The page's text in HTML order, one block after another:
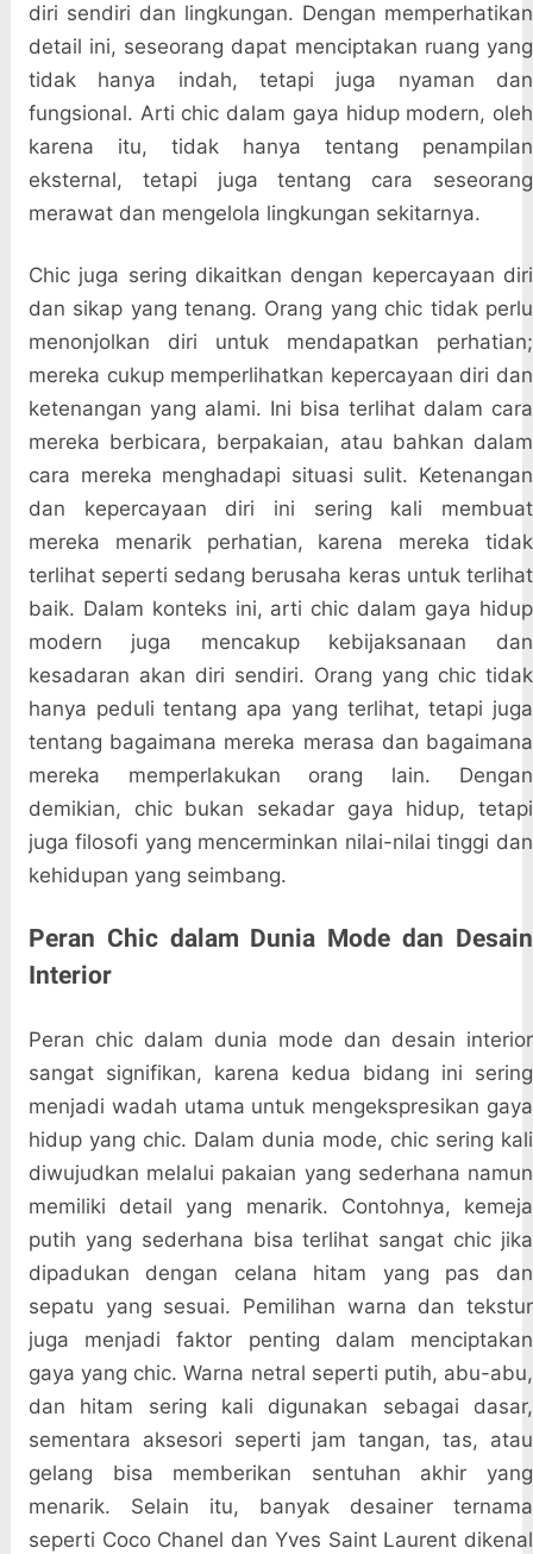
diri sendiri dan lingkungan. Dengan memperhatikan
detail ini, seseorang dapat menciptakan ruang yang
tidak hanya indah, tetapi juga nyaman dan
fungsional. Arti chic dalam gaya hidup modern, oleh
karena itu, tidak hanya tentang penampilan
eksternal, tetapi juga tentang cara seseorang
merawat dan mengelola lingkungan sekitarnya.
Chic juga sering dikaitkan dengan kepercayaan diri
dan sikap yang tenang. Orang yang chic tidak perlu
menonjolkan diri untuk mendapatkan perhatian;
mereka cukup memperlihatkan kepercayaan diri dan
ketenangan yang alami. Ini bisa terlihat dalam cara
mereka berbicara, berpakaian, atau bahkan dalam
cara mereka menghadapi situasi sulit. Ketenangan
dan kepercayaan diri ini sering kali membuat
mereka menarik perhatian, karena mereka tidak
terlihat seperti sedang berusaha keras untuk terlihat
baik. Dalam konteks ini, arti chic dalam gaya hidup
modern juga mencakup kebijaksanaan dan
kesadaran akan diri sendiri. Orang yang chic tidak
hanya peduli tentang apa yang terlihat, tetapi juga
tentang bagaimana mereka merasa dan bagaimana
mereka memperlakukan orang lain. Dengan
demikian, chic bukan sekadar gaya hidup, tetapi
juga filosofi yang mencerminkan nilai-nilai tinggi dan
kehidupan yang seimbang.
Peran Chic dalam Dunia Mode dan Desain
Interior
Peran chic dalam dunia mode dan desain interior
sangat signifikan, karena kedua bidang ini sering
menjadi wadah utama untuk mengekspresikan gaya
hidup yang chic. Dalam dunia mode, chic sering kali
diwujudkan melalui pakaian yang sederhana namun
memiliki detail yang menarik. Contohnya, kemeja
putih yang sederhana bisa terlihat sangat chic jika
dipadukan dengan celana hitam yang pas dan
sepatu yang sesuai. Pemilihan warna dan tekstur
juga menjadi faktor penting dalam menciptakan
gaya yang chic. Warna netral seperti putih, abu-abu,
dan hitam sering kali digunakan sebagai dasar,
sementara aksesori seperti jam tangan, tas, atau
gelang bisa memberikan sentuhan akhir yang
menarik. Selain itu, banyak desainer ternama
seperti Coco Chanel dan Yves Saint Laurent dikenal